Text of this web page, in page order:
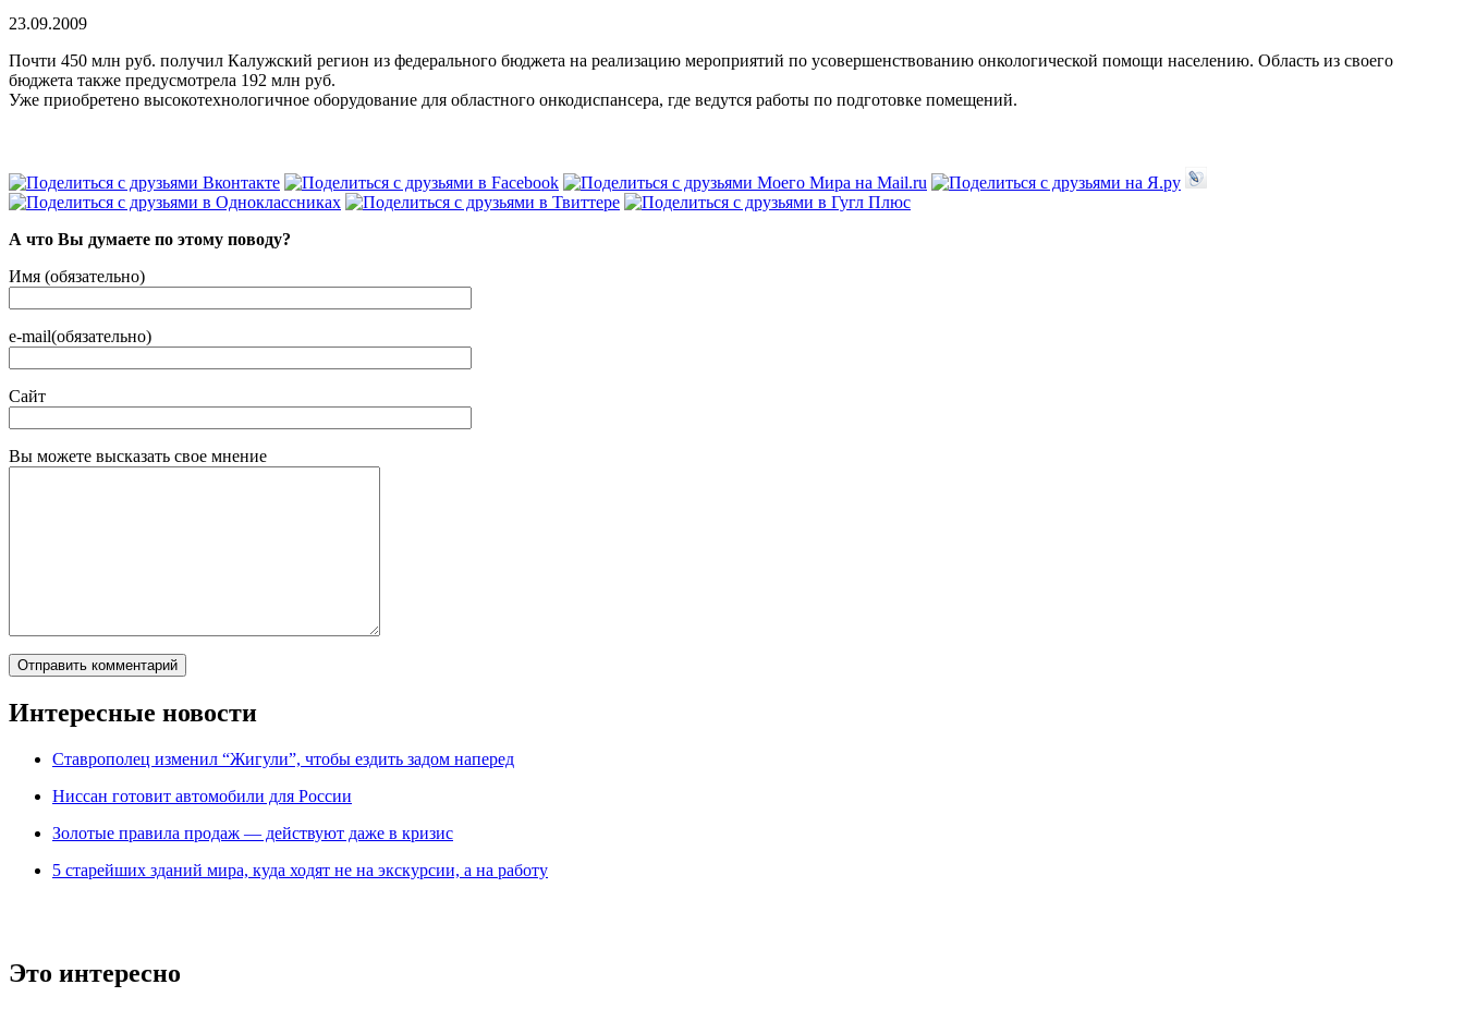
23.09.2009
Почти 450 млн руб. получил Калужский регион из федерального бюджета на реализацию мероприятий по усовершенствованию онкологической помощи населению. Область из своего
бюджета также предусмотрела 192 млн руб.
Уже приобретено высокотехнологичное оборудование для областного онкодиспансера, где ведутся работы по подготовке помещений.
А что Вы думаете по этому поводу?
Имя (обязательно)
e-mail(обязательно)
Сайт
Вы можете высказать свое мнение
Интересные новости
Ставрополец изменил “Жигули”, чтобы ездить задом наперед
Ниссан готовит автомобили для России
Зoлoтые прaвилa продаж — действуют даже в кризис
5 старейших зданий мира, куда ходят не на экскурсии, а на работу
Это интересно